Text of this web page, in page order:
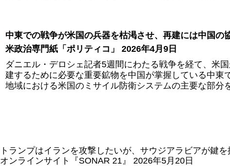
中東での戦争が米国の兵器を枯渇させ、再建には中国の
米政治専門紙「ポリティコ」 2026年4月9日
ダニエル・デロシェ記者5週間にわたる戦争を経て、米
建するために必要な重要鉱物を中国が掌握している中東
地域における米国のミサイル防衛システムの主要な部分
トランプはイランを攻撃したいが、サウジアラビアが鍵
オンラインサイト『SONAR 21』 2026年5月20日